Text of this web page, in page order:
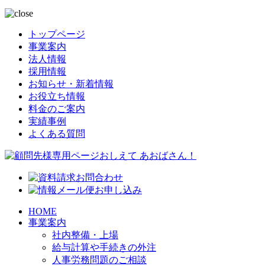
トップページ
事業案内
法人情報
採用情報
お知らせ・新着情報
お役立ち情報
料金のご案内
実績事例
よくある質問
HOME
事業案内
社内整備・上場
給与計算や手続きの外注
人事労務問題のご相談